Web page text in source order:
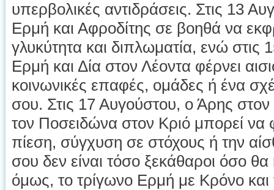
υπερβολικές αντιδράσεις. Στις 13
Ερμή και Αφροδίτης σε βοηθά να
γλυκύτητα και διπλωματία, ενώ
Ερμή και Δία στον Λέοντα φέρνει
κοινωνικές επαφές, ομάδες ή ένα
σου. Στις 17 Αυγούστου, ο Άρης
τον Ποσειδώνα στον Κριό μπορεί να
πίεση, σύγχυση σε στόχους ή την
σου δεν είναι τόσο ξεκάθαροι όσο θα
όμως, το τρίγωνο Ερμή με Κρόνο